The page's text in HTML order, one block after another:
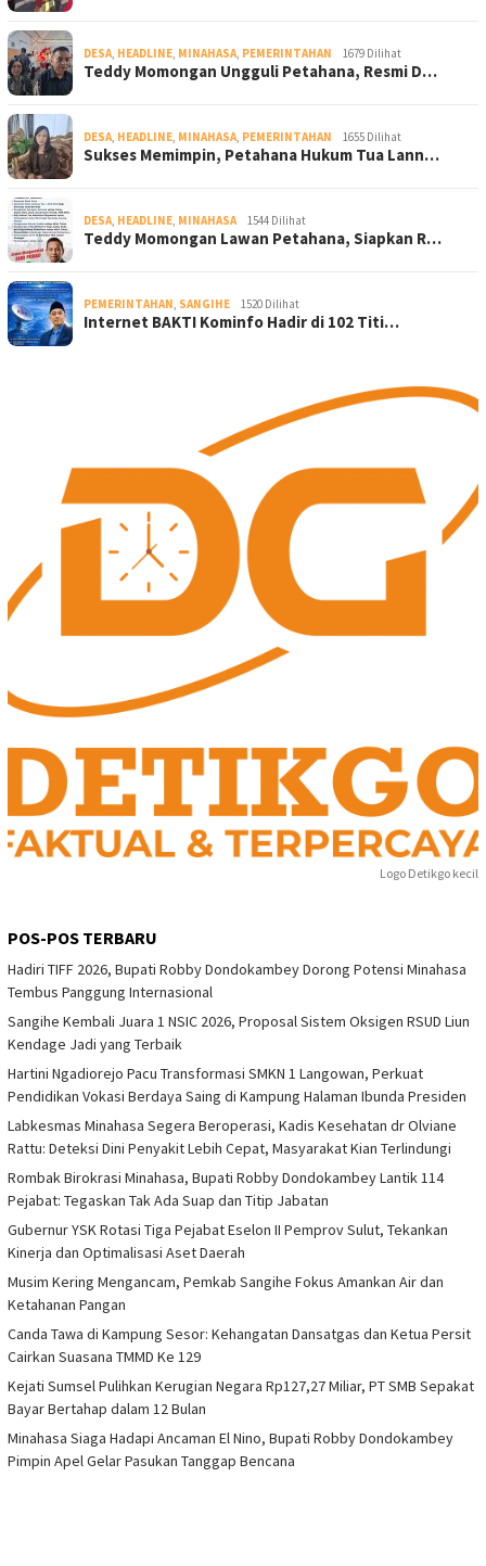
DESA, HEADLINE, MINAHASA, PEMERINTAHAN 1679 Dilihat
Teddy Momongan Ungguli Petahana, Resmi D…
DESA, HEADLINE, MINAHASA, PEMERINTAHAN 1655 Dilihat
Sukses Memimpin, Petahana Hukum Tua Lann…
DESA, HEADLINE, MINAHASA 1544 Dilihat
Teddy Momongan Lawan Petahana, Siapkan R…
PEMERINTAHAN, SANGIHE 1520 Dilihat
Internet BAKTI Kominfo Hadir di 102 Titi…
Logo Detikgo kecil
POS-POS TERBARU
Hadiri TIFF 2026, Bupati Robby Dondokambey Dorong Potensi Minahasa
Tembus Panggung Internasional
Sangihe Kembali Juara 1 NSIC 2026, Proposal Sistem Oksigen RSUD Liun
Kendage Jadi yang Terbaik
Hartini Ngadiorejo Pacu Transformasi SMKN 1 Langowan, Perkuat
Pendidikan Vokasi Berdaya Saing di Kampung Halaman Ibunda Presiden
Labkesmas Minahasa Segera Beroperasi, Kadis Kesehatan dr Olviane
Rattu: Deteksi Dini Penyakit Lebih Cepat, Masyarakat Kian Terlindungi
Rombak Birokrasi Minahasa, Bupati Robby Dondokambey Lantik 114
Pejabat: Tegaskan Tak Ada Suap dan Titip Jabatan
Gubernur YSK Rotasi Tiga Pejabat Eselon II Pemprov Sulut, Tekankan
Kinerja dan Optimalisasi Aset Daerah
Musim Kering Mengancam, Pemkab Sangihe Fokus Amankan Air dan
Ketahanan Pangan
Canda Tawa di Kampung Sesor: Kehangatan Dansatgas dan Ketua Persit
Cairkan Suasana TMMD Ke 129
Kejati Sumsel Pulihkan Kerugian Negara Rp127,27 Miliar, PT SMB Sepakat
Bayar Bertahap dalam 12 Bulan
Minahasa Siaga Hadapi Ancaman El Nino, Bupati Robby Dondokambey
Pimpin Apel Gelar Pasukan Tanggap Bencana